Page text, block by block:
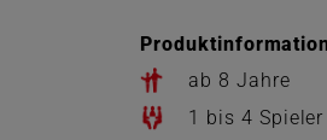
ab 8 Jahre
1 bis 4 Spieler